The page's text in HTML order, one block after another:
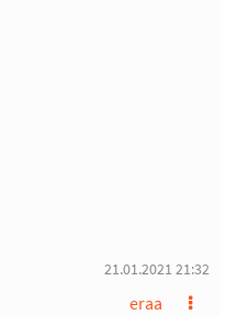
21.01.2021 21:32
eraa